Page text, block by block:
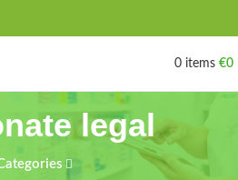
0 items €0
legal